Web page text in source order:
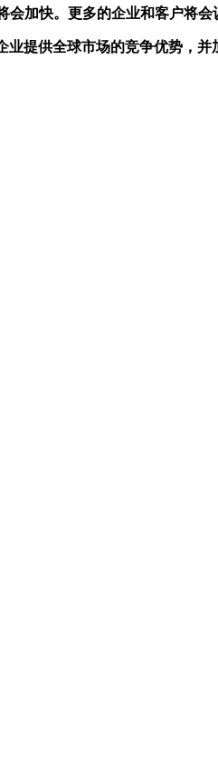
快。更多的企业和客户将会
供全球市场的竞争优势，并